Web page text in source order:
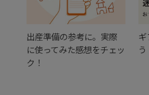
出産準備の参考に。実際
に使ってみた感想をチェッ
ク！
ギ
う